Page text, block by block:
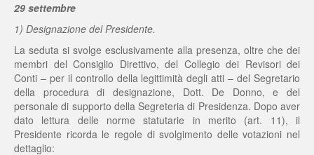
29 settembre
1) Designazione del Presidente.
La seduta si svolge esclusivamente alla presenza, oltre che dei
membri del Consiglio Direttivo, del Collegio dei Revisori dei
Conti – per il controllo della legittimità degli atti – del Segretario
della procedura di designazione, Dott. De Donno, e del
personale di supporto della Segreteria di Presidenza. Dopo aver
dato lettura delle norme statutarie in merito (art. 11), il
Presidente ricorda le regole di svolgimento delle votazioni nel
dettaglio: